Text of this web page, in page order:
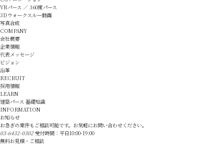
VRパース ／ 360度パース
3Dウォークスルー動画
写真合成
COMPANY
会社概要
企業情報
代表メッセージ
ビジョン
沿革
RECRUIT
採用情報
LEARN
建築パース 基礎知識
INFORMATION
お知らせ
お急ぎの案件もご相談可能です。お気軽にお問い合わせください。
03-6432-0302 受付時間：平日10:00-19:00
無料お見積・ご相談